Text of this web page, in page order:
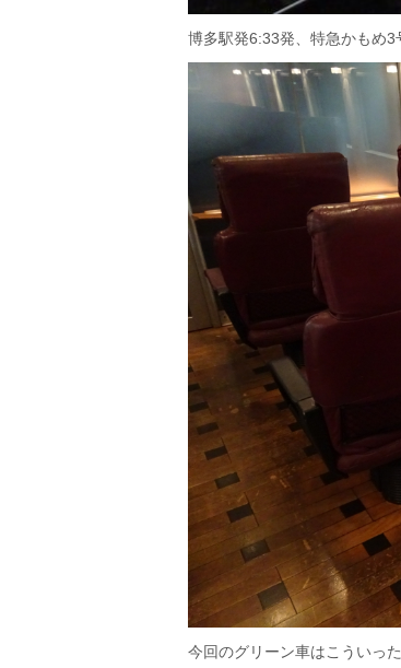
博多駅発6:33発、特急かもめ3
今回のグリーン車はこういっ